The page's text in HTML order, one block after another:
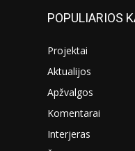
POPULIARIOS
Projektai
Aktualijos
Apžvalgos
Komentarai
Interjeras